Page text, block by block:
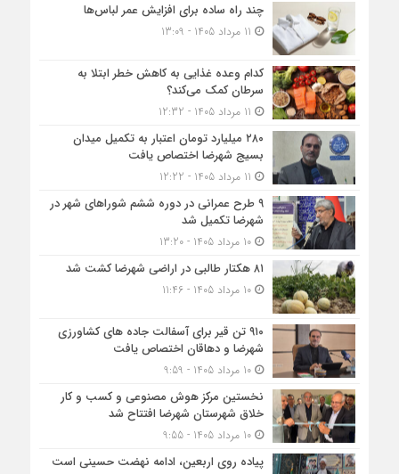
چند راه ساده برای افزایش عمر لباس‌ها
کدام وعده غذایی به کاهش خطر ابتلا به
سرطان کمک می‌کند؟
۲۸۰ میلیارد تومان اعتبار به تکمیل میدان
بسیج شهرضا اختصاص یافت
۹ طرح عمرانی در دوره ششم شوراهای شهر در
شهرضا تکمیل شد
10 مرداد 1405 - 13:20
۸۱ هکتار طالبی در اراضی شهرضا کشت شد
10 مرداد 1405 - 11:46
۹۱۰ تن قیر برای آسفالت جاده های کشاورزی
شهرضا و دهاقان اختصاص یافت
10 مرداد 1405 - 9:59
نخستین مرکز هوش مصنوعی و کسب‌ و کار
خلاق شهرستان شهرضا افتتاح شد
10 مرداد 1405 - 9:55
پیاده روی اربعین، ادامه نهضت حسینی است